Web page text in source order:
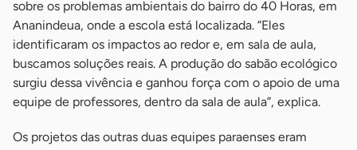
sobre os problemas ambientais do bairro do 40 Horas, em
Ananindeua, onde a escola está localizada. “Eles
identificaram os impactos ao redor e, em sala de aula,
buscamos soluções reais. A produção do sabão ecológico
surgiu dessa vivência e ganhou força com o apoio de uma
equipe de professores, dentro da sala de aula”, explica.
Os projetos das outras duas equipes paraenses eram